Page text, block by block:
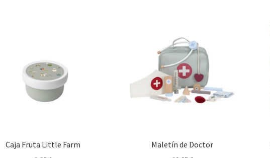
Caja Fruta Little Farm Maletín de Doctor